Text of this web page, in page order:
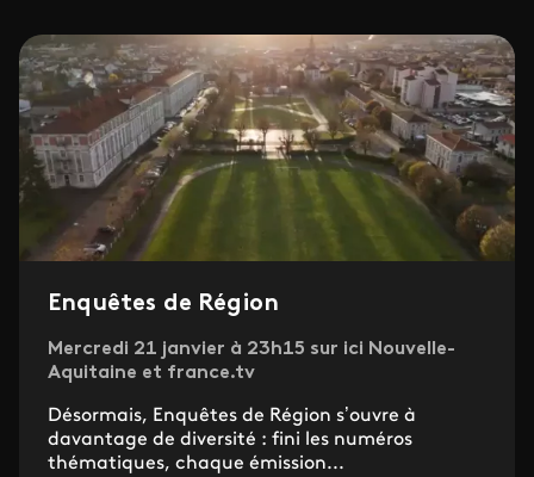
Enquêtes de Région
Mercredi 21 janvier à 23h15 sur ici Nouvelle-
Aquitaine et france.tv
Désormais, Enquêtes de Région s’ouvre à
davantage de diversité : fini les numéros
thématiques, chaque émission...